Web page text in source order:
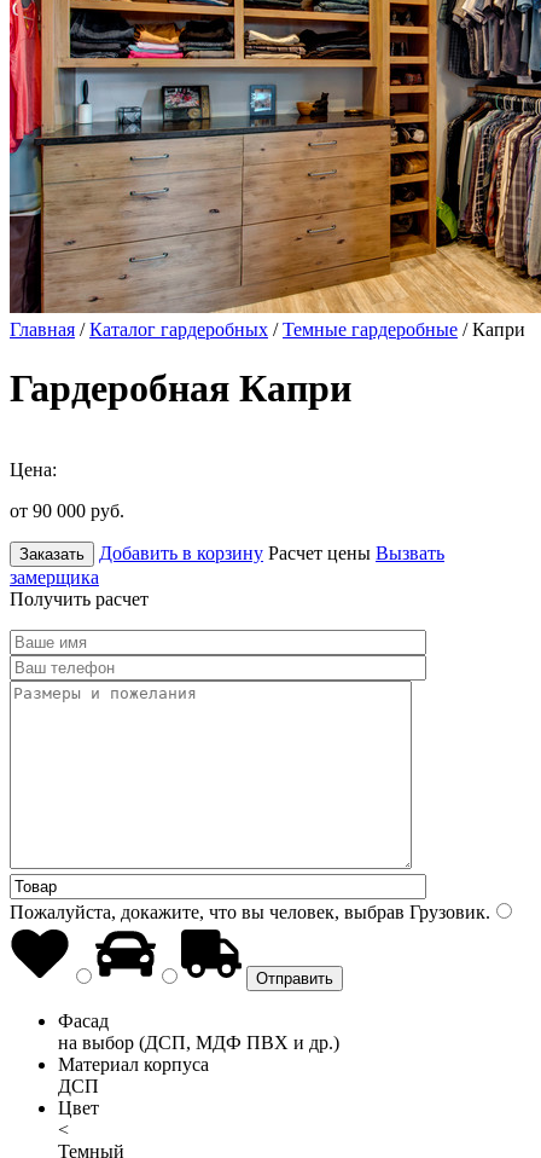
Главная /Каталог гардеробных /Темные гардеробные / Капри
Гардеробная Капри
Цена:
от 90 000 руб.
Заказать Добавить в корзину Расчет цены Вызвать
замерщика
Получить расчет
Пожалуйста, докажите, что вы человек, выбрав Грузовик.
Фасад
на выбор (ДСП, МДФ ПВХ и др.)
Материал корпуса
ДСП
Цвет
<
Темный